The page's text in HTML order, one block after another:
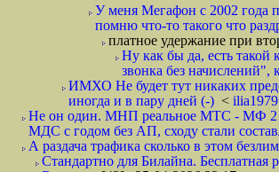
У меня Мегафон с 2002 года
помню что-то такого что
платное удержание при
Ну как бы да, есть такой
звонка без начислений",
ИМХО Не будет тут никаких
иногда и в пару дней (-) < ilia1979
Не он один. МНП реальное МТС - МФ 2
МДС с годом без АП, сходу стали
А раздача трафика сколько в этом
Стандартно для Билайна. Бесплатная